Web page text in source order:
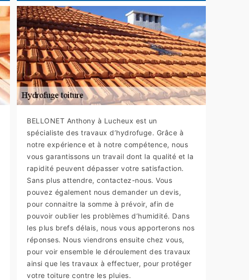
BELLONET Anthony à Lucheux est un
spécialiste des travaux d’hydrofuge. Grâce à
notre expérience et à notre compétence, nous
vous garantissons un travail dont la qualité et la
rapidité peuvent dépasser votre satisfaction.
Sans plus attendre, contactez-nous. Vous
pouvez également nous demander un devis,
pour connaitre la somme à prévoir, afin de
pouvoir oublier les problèmes d’humidité. Dans
les plus brefs délais, nous vous apporterons nos
réponses. Nous viendrons ensuite chez vous,
pour voir ensemble le déroulement des travaux
ainsi que les travaux à effectuer, pour protéger
votre toiture contre les pluies.